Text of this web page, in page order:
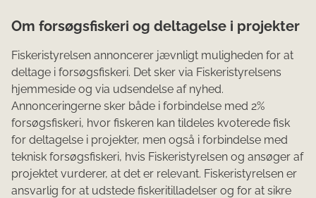
Om forsøgsfiskeri og deltagelse i projekter
Fiskeristyrelsen annoncerer jævnligt muligheden for at
deltage i forsøgsfiskeri. Det sker via Fiskeristyrelsens
hjemmeside og via udsendelse af nyhed.
Annonceringerne sker både i forbindelse med 2%
forsøgsfiskeri, hvor fiskeren kan tildeles kvoterede fisk
for deltagelse i projekter, men også i forbindelse med
teknisk forsøgsfiskeri, hvis Fiskeristyrelsen og ansøger af
projektet vurderer, at det er relevant. Fiskeristyrelsen er
ansvarlig for at udstede fiskeritilladelser og for at sikre